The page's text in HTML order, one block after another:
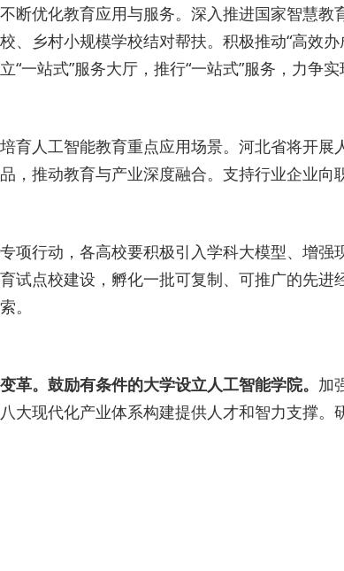
断优化教育应用与服务。深入推进国家智慧
、乡村小规模学校结对帮扶。积极推动“高效
一站式”服务大厅，推行“一站式”服务，力争实
育人工智能教育重点应用场景。河北省将开
，推动教育与产业深度融合。支持行业企业
项行动，各高校要积极引入学科大模型、增
试点校建设，孵化一批可复制、可推广的先
。
革。鼓励有条件的大学设立人工智能学院。 加
大现代化产业体系构建提供人才和智力支撑